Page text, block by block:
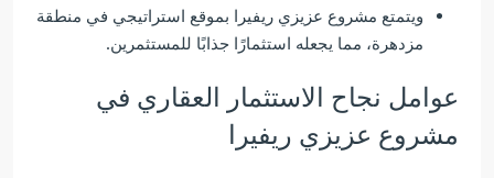
ويتمتع مشروع عزيزي ريفيرا بموقع استراتيجي في منطقة
مزدهرة، مما يجعله استثمارًا جذابًا للمستثمرين.
عوامل نجاح الاستثمار العقاري في
مشروع عزيزي ريفيرا